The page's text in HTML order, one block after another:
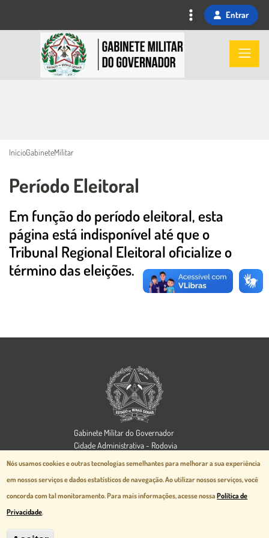
Entrar
Imagem
InícioGabineteMilitar
Período Eleitoral
Conteúdo Principal
Em função do período eleitoral, esta
página está indisponível até que o
Tribunal Regional Eleitoral oficialize o
término das eleições.
Imagem
Gabinete Militar do Governador
Cidade Administrativa - Rodovia
Belo Horizonte, MG - CEP 31630-903
Aspectos legais e responsabilidades
Nós usamos cookies e outras tecnologias semelhantes para melhorar a sua experiência
em nossos serviços e dados estatísticos de navegação.Ao utilizar nossos serviços, você
concorda com tal monitoramento. Para mais informações, acesse nossaPolítica de
Privacidade.